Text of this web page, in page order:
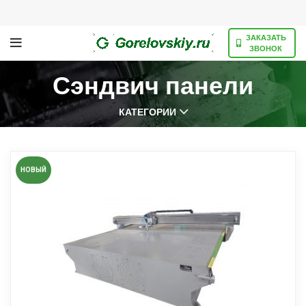
ЗАКАЗАТЬ
ЗВОНОК
Сэндвич панели
КАТЕГОРИИ
НОВЫЙ